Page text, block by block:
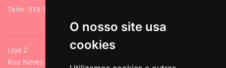
O nosso site usa
cookies
Telm. 918 107 618 (Chamada para rede móvel nacional)
Loja 2
Rua Neves de Sousa 13A, Cacilhas, Oeiras